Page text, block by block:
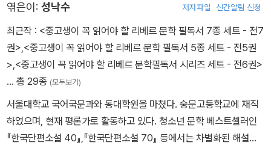
엮은이: 성낙수 저자파일 신간알림 신청
최근작 : <중고생이 꼭 읽어야 할 리베르 문학 필독서 7종 세트 - 전7
권>,<중고생이 꼭 읽어야 할 리베르 문학 필독서 5종 세트 - 전5권
>,<중고생이 꼭 읽어야 할 리베르 문학필독서 시리즈 세트 - 전6권>
… 총 29종 (모두보기)
서울대학교 국어국문과와 동대학원을 마쳤다. 숭문고등학교에 재직
하였으며, 현재 평론가로 활동하고 있다. 청소년 문학 베스트셀러인
『한국단편소설 40』,『한국단편소설 70』 등에서는 차별화된 해설을